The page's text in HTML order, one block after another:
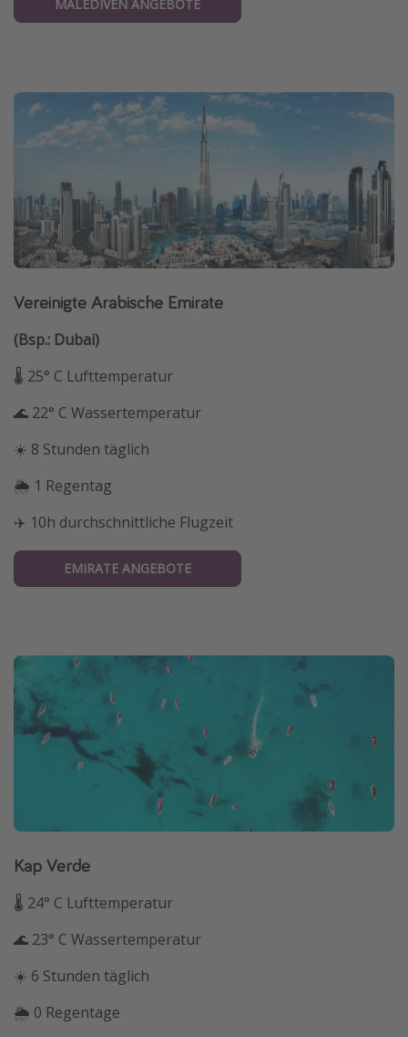
MALEDIVEN ANGEBOTE
Vereinigte Arabische Emirate
(Bsp.: Dubai)
🌡 25° C Lufttemperatur
🌊 22° C Wassertemperatur
☀️ 8 Stunden täglich
🌦 1 Regentag
✈️ 10h durchschnittliche Flugzeit
EMIRATE ANGEBOTE
Kap Verde
🌡 24° C Lufttemperatur
🌊 23° C Wassertemperatur
☀️ 6 Stunden täglich
🌦 0 Regentage